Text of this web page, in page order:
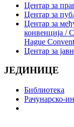
Центар за
Центар за
Центар за
конвенција /
Hague
Центар за
ЈЕДИНИЦЕ
Библиотека
Рачунарско-